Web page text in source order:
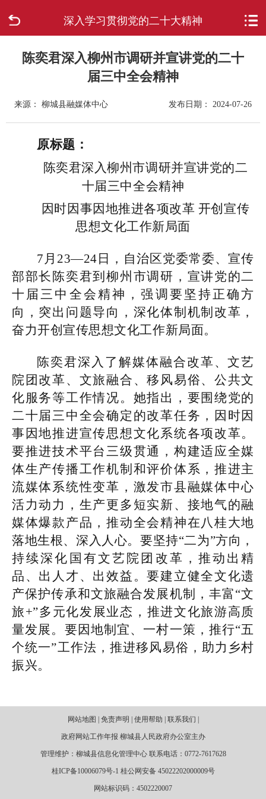
深入学习贯彻党的二十大精神
走进柳城
政府信息公开
网上办事
陈奕君深入柳州市调研并宣讲党的二十
届三中全会精神
来源： 柳城县融媒体中心 发布日期： 2024-07-26
原标题：
陈奕君深入柳州市调研并宣讲党的二
十届三中全会精神
因时因事因地推进各项改革 开创宣传
思想文化工作新局面
7月23—24日，自治区党委常委、宣传
部部长陈奕君到柳州市调研，宣讲党的二
十届三中全会精神，强调要坚持正确方
向，突出问题导向，深化体制机制改革，
奋力开创宣传思想文化工作新局面。
陈奕君深入了解媒体融合改革、文艺
院团改革、文旅融合、移风易俗、公共文
化服务等工作情况。她指出，要围绕党的
二十届三中全会确定的改革任务，因时因
事因地推进宣传思想文化系统各项改革。
要推进技术平台三级贯通，构建适应全媒
体生产传播工作机制和评价体系，推进主
流媒体系统性变革，激发市县融媒体中心
活力动力，生产更多短实新、接地气的融
媒体爆款产品，推动全会精神在八桂大地
落地生根、深入人心。要坚持“二为”方向，
持续深化国有文艺院团改革，推动出精
品、出人才、出效益。要建立健全文化遗
产保护传承和文旅融合发展机制，丰富“文
旅+”多元化发展业态，推进文化旅游高质
量发展。要因地制宜、一村一策，推行“五
个统一”工作法，推进移风易俗，助力乡村
振兴。
网站地图 | 免责声明 | 使用帮助 | 联系我们 |
政府网站工作年报 柳城县人民政府办公室主办
管理维护：柳城县信息化管理中心 联系电话：0772-7617628
桂ICP备10006079号-1 桂公网安备 45022202000009号
网站标识码：4502220007